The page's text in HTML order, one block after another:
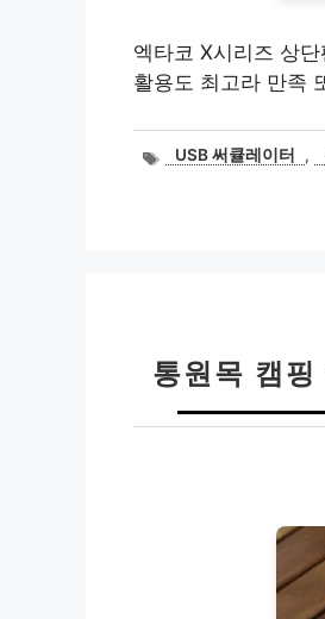
엑타코 X시리즈 상
활용도 최고라 만족
태USB 써큘레이터 ,
통원목 캠